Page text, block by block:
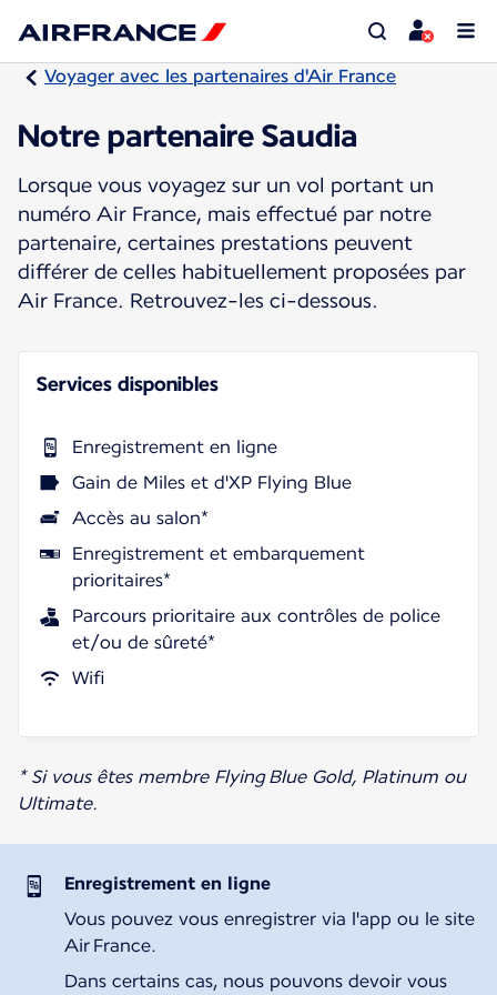
Voyager avec les partenaires d'Air France
Notre partenaire Saudia
Lorsque vous voyagez sur un vol portant un
numéro Air France, mais effectué par notre
partenaire, certaines prestations peuvent
différer de celles habituellement proposées par
Air France. Retrouvez-les ci-dessous.
Services disponibles
Enregistrement en ligne
Gain de Miles et d'XP Flying Blue
Accès au salon*
Enregistrement et embarquement
prioritaires*
Parcours prioritaire aux contrôles de police
et/ou de sûreté*
Wifi
* Si vous êtes membre Flying Blue Gold, Platinum ou
Ultimate.
Enregistrement en ligne
Vous pouvez vous enregistrer via l'app ou le site
Air France.
Dans certains cas, nous pouvons devoir vous